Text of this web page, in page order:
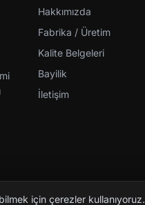
Hakkımızda
Fabrika / Üretim
Kalite Belgeleri
Bayilik
İletişim
için çerezler kullanıyoruz.